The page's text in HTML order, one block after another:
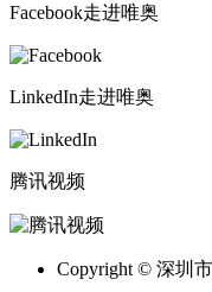
Facebook走进唯奥
LinkedIn走进唯奥
腾讯视频
Copyright © 深圳